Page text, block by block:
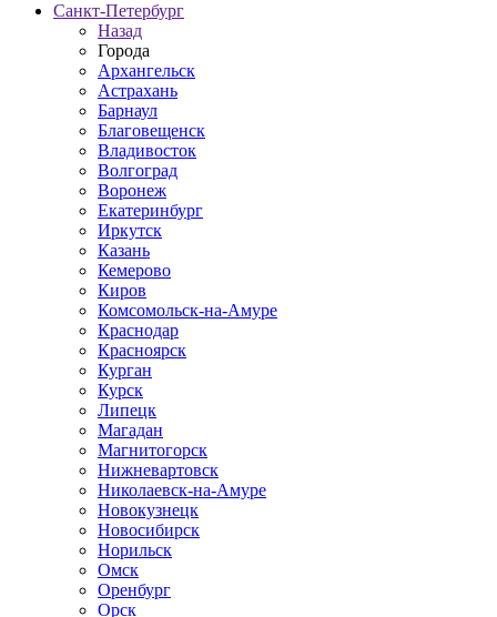
Санкт-Петербург
Назад
Города
Архангельск
Астрахань
Барнаул
Благовещенск
Владивосток
Волгоград
Воронеж
Екатеринбург
Иркутск
Казань
Кемерово
Киров
Комсомольск-на-Амуре
Краснодар
Красноярск
Курган
Курск
Липецк
Магадан
Магнитогорск
Нижневартовск
Николаевск-на-Амуре
Новокузнецк
Новосибирск
Норильск
Омск
Оренбург
Орск